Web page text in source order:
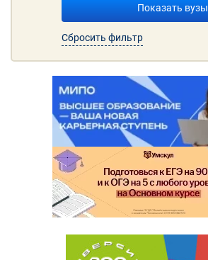
Показать вузы
Сбросить фильтр